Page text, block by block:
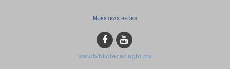
Nuestras redes
www.bibliotecas.ugto.mx